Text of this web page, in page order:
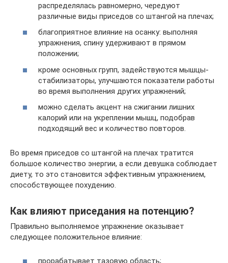
распределялась равномерно, чередуют
различные виды приседов со штангой на плечах;
благоприятное влияние на осанку: выполняя
упражнения, спину удерживают в прямом
положении;
кроме основных групп, задействуются мышцы-
стабилизаторы, улучшаются показатели работы
во время выполнения других упражнений;
можно сделать акцент на сжигании лишних
калорий или на укреплении мышц, подобрав
подходящий вес и количество повторов.
Во время приседов со штангой на плечах тратится
большое количество энергии, а если девушка соблюдает
диету, то это становится эффективным упражнением,
способствующее похудению.
Как влияют приседания на потенцию?
Правильно выполняемое упражнение оказывает
следующее положительное влияние:
прорабатывает тазовую область;